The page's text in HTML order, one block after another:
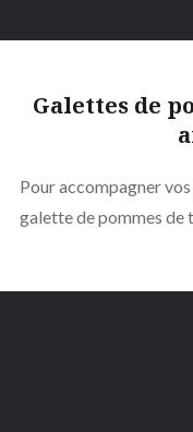
Galettes de
Pour accompagner
galette de pommes de